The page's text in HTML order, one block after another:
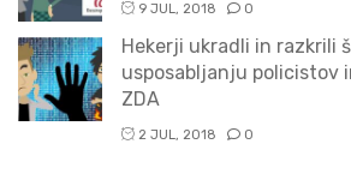
9 JUL, 2018 0
Hekerji ukradli in razkrili
usposabljanju policistov
ZDA
2 JUL, 2018 0